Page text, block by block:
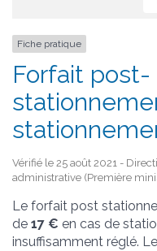
Fiche pratique
Forfait post-
Vérifié le 25 août 2021 -
administrative (Première
Le forfait post
de 17 € en cas de
insuffisamment réglé.